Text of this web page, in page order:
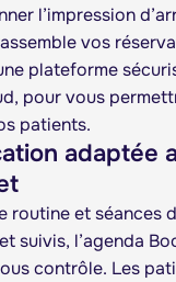
l’impression
vos
plateforme
pour vous
patients.
adaptée
routine et séances
suivis, l’agenda
contrôle. Les